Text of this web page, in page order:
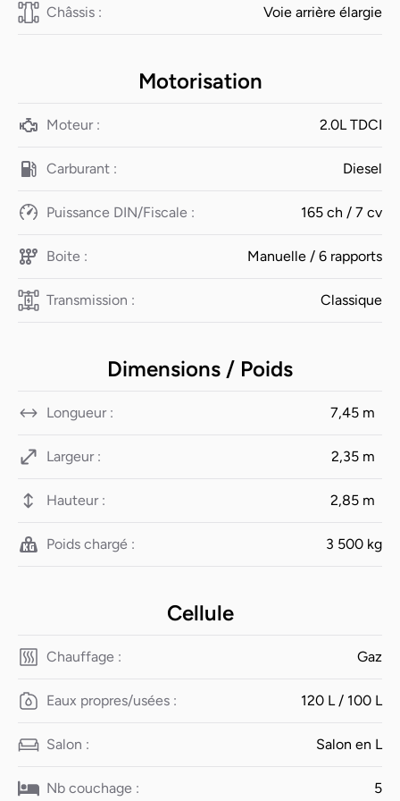
Châssis : Voie arrière élargie
Motorisation
Moteur : 2.0L TDCI
Carburant : Diesel
Puissance DIN/Fiscale : 165 ch / 7 cv
Boite : Manuelle / 6 rapports
Transmission : Classique
Dimensions / Poids
Longueur : 7,45 m
Largeur : 2,35 m
Hauteur : 2,85 m
Poids chargé : 3 500 kg
Cellule
Chauffage : Gaz
Eaux propres/usées : 120 L / 100 L
Salon : Salon en L
Nb couchage : 5